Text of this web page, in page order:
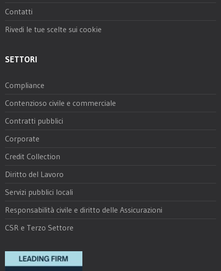
Contatti
Rivedi le tue scelte sui cookie
SETTORI
Compliance
Contenzioso civile e commerciale
Contratti pubblici
Corporate
Credit Collection
Diritto del Lavoro
Servizi pubblici locali
Responsabilità civile e diritto delle Assicurazioni
CSR e Terzo Settore